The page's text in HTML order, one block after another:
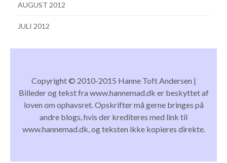
AUGUST 2012
JULI 2012
Copyright © 2010-2015 Hanne Toft Andersen |
Billeder og tekst fra www.hannemad.dk er beskyttet af
loven om ophavsret. Opskrifter må gerne bringes på
andre blogs, hvis der krediteres med link til
www.hannemad.dk, og teksten ikke kopieres direkte.